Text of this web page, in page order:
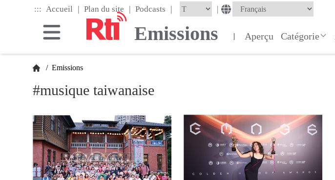
::: Accueil | Plan du site | Podcasts | |
Emissions | Aperçu Catégorie
/ Emissions
#musique taiwanaise